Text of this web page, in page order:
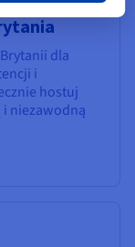
dla
i
hostuj
i niezawodną